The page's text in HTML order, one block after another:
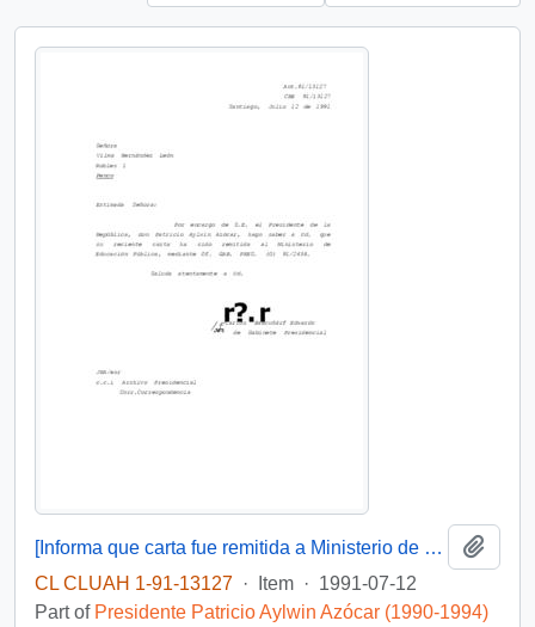
[Informa que carta fue remitida a Ministerio de Educación Pública, mediante Of. GAB. PRES. (0) 91/2438]
CL CLUAH 1-91-13127 · Item · 1991-07-12
Part of Presidente Patricio Aylwin Azócar (1990-1994)